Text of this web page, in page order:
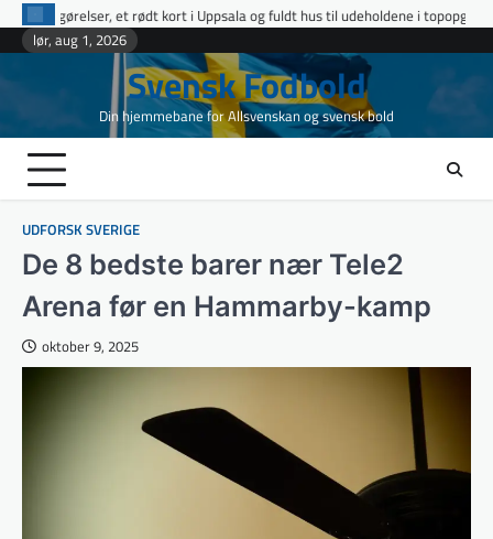
Skipi Uppsala og fuldt hus til udeholdene i topopgør
Ettan Norra runde 9:
lør, aug 1, 2026
Svensk Fodbold
Din hjemmebane for Allsvenskan og svensk bold
UDFORSK SVERIGE
De 8 bedste barer nær Tele2
Arena før en Hammarby-kamp
oktober 9, 2025